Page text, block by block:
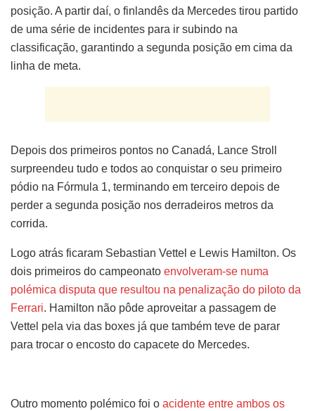
posição. A partir daí, o finlandês da Mercedes tirou partido
de uma série de incidentes para ir subindo na
classificação, garantindo a segunda posição em cima da
linha de meta.
Depois dos primeiros pontos no Canadá, Lance Stroll
surpreendeu tudo e todos ao conquistar o seu primeiro
pódio na Fórmula 1, terminando em terceiro depois de
perder a segunda posição nos derradeiros metros da
corrida.
Logo atrás ficaram Sebastian Vettel e Lewis Hamilton. Os
dois primeiros do campeonato envolveram-se numa
polémica disputa que resultou na penalização do piloto da
Ferrari. Hamilton não pôde aproveitar a passagem de
Vettel pela via das boxes já que também teve de parar
para trocar o encosto do capacete do Mercedes.
Outro momento polémico foi o acidente entre ambos os